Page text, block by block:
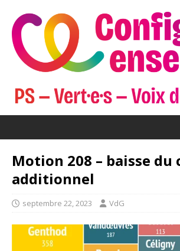
Motion 208 – baisse du
additionnel
septembre 22, 2023 VdG